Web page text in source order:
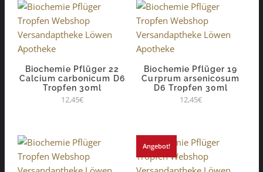
Biochemie Pflüger 22
Calcium carbonicum D6
Tropfen 30ml
12,45€
Biochemie Pflüger 19
Curprum arsenicosum
D6 Tropfen 30ml
12,45€
Angebot!